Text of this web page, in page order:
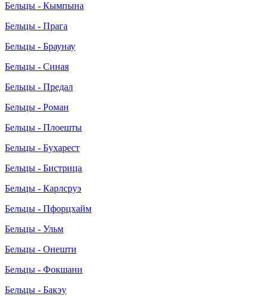
Бельцы - Кымпына
Бельцы - Прага
Бельцы - Браунау
Бельцы - Синая
Бельцы - Предал
Бельцы - Роман
Бельцы - Плоешты
Бельцы - Бухарест
Бельцы - Бистрица
Бельцы - Карлсруэ
Бельцы - Пфорцхайм
Бельцы - Ульм
Бельцы - Онешти
Бельцы - Фокшани
Бельцы - Бакэу